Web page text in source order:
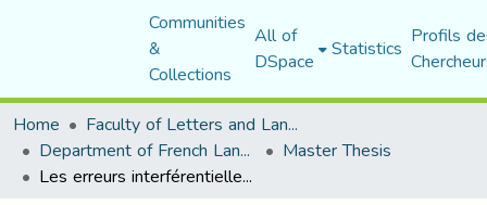
Communities
&
Collections
All of
DSpace Statistics Profils
Home
Faculty of Letters and Languages
Department of French Language and Literature Master Thesis
Les erreurs interférentielles en situation de production écrite dans une classe de FLE Cas des apprenants de 1 AS, lycée Mohamed Cherif M’saadia à M’sila.